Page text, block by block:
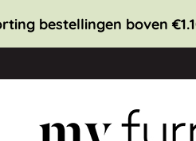
bestellingen boven